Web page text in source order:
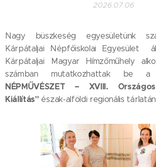
2026.07.06
Nagy büszkeség egyesületünk
Kárpátaljai Népfőiskolai Egyesület
Kárpátaljai Magyar Hímzőműhely
számban mutatkozhattak be
NÉPMŰVÉSZET – XVIII.
Kiállítás"észak-alföldi regionális